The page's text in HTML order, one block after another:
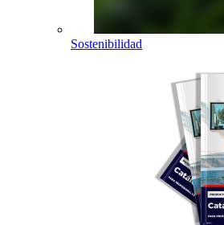
Sostenibilidad